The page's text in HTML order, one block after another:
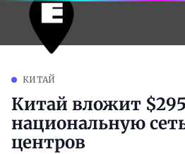
КИТАЙ
Китай вложит
национальную
центров